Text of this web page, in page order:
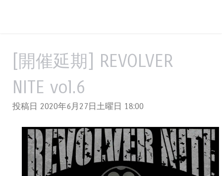
[開催延期] REVOLVER
NITE vol.6
投稿日 2020年6月27日土曜日 18:00